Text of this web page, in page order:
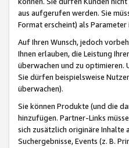
aus aufgerufen werden. Sie
Format erscheint) als
Auf Ihren Wunsch, jedoch
Ihnen erlauben, die Leistung
überwachen und zu optimieren.
Sie dürfen beispielsweise
überwachen).
Sie können Produkte (und die
hinzufügen. Partner-Links
sich zusätzlich originäre Inhalte
Suchergebnisse, Events (z. B.